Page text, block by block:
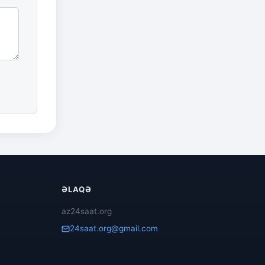
ƏLAQƏ
az24saat.org
24saat.org@gmail.com